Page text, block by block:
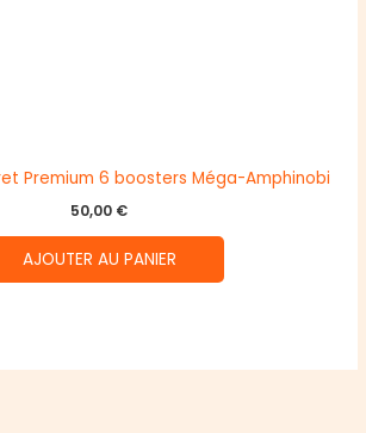
Premium 6 boosters Méga-Amphinobi
50,00 €
AJOUTER AU PANIER